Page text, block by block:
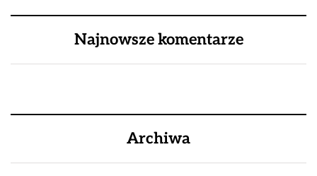
Najnowsze komentarze
Archiwa